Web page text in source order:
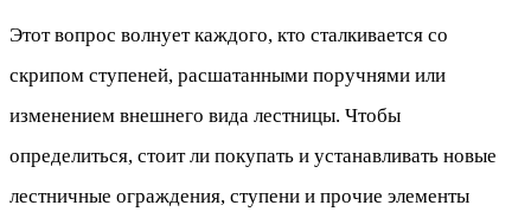
Этот вопрос волнует каждого, кто сталкивается со
скрипом ступеней, расшатанными поручнями или
изменением внешнего вида лестницы. Чтобы
определиться, стоит ли покупать и устанавливать новые
лестничные ограждения, ступени и прочие элементы